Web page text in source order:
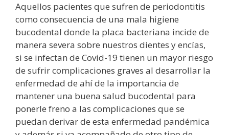
Aquellos pacientes que sufren de periodontitis
como consecuencia de una mala higiene
bucodental donde la placa bacteriana incide de
manera severa sobre nuestros dientes y encías,
si se infectan de Covid-19 tienen un mayor riesgo
de sufrir complicaciones graves al desarrollar la
enfermedad de ahí de la importancia de
mantener una buena salud bucodental para
ponerle freno a las complicaciones que se
puedan derivar de esta enfermedad pandémica